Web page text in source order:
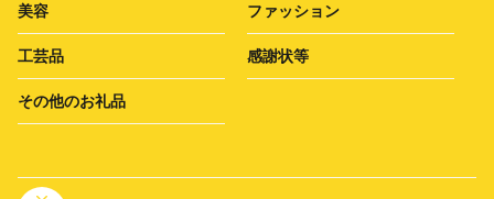
美容 ファッション
工芸品 感謝状等
その他のお礼品